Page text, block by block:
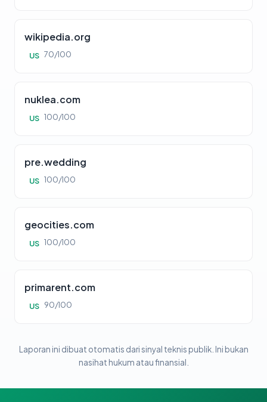
wikipedia.org
US 70/100
nuklea.com
US 100/100
pre.wedding
US 100/100
geocities.com
US 100/100
primarent.com
US 90/100
Laporan ini dibuat otomatis dari sinyal teknis publik. Ini bukan
nasihat hukum atau finansial.